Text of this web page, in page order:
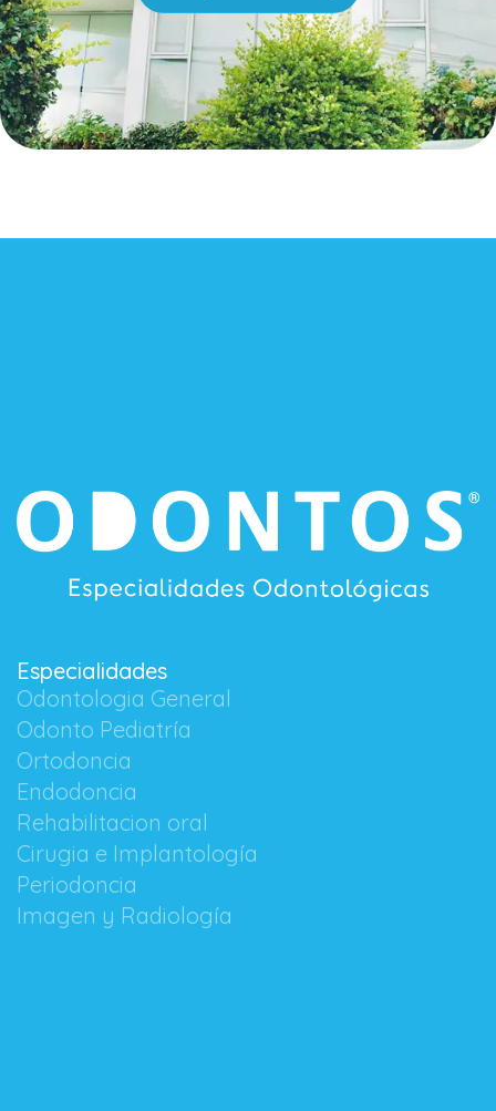
Especialidades
Odontologia General
Odonto Pediatría
Ortodoncia
Endodoncia
Rehabilitacion oral
Cirugia e Implantología
Periodoncia
Imagen y Radiología